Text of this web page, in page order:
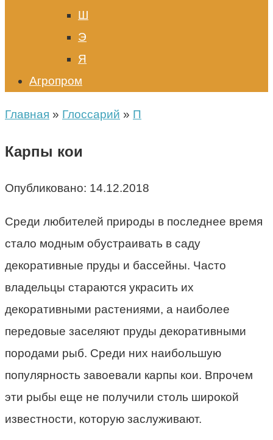
Ш
Э
Я
Агропром
Главная » Глоссарий » П
Карпы кои
Опубликовано: 14.12.2018
Среди любителей природы в последнее время
стало модным обустраивать в саду
декоративные пруды и бассейны. Часто
владельцы стараются украсить их
декоративными растениями, а наиболее
передовые заселяют пруды декоративными
породами рыб. Среди них наибольшую
популярность завоевали карпы кои. Впрочем
эти рыбы еще не получили столь широкой
известности, которую заслуживают.